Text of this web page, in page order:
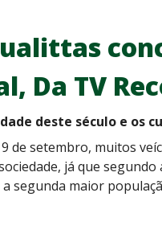
Da TV
deste século e os
de setembro, muitos
já que
segunda maior